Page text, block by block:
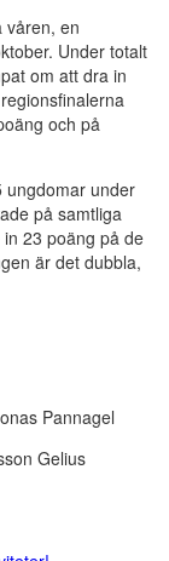
våren, en
Under totalt
om att dra in
och på
ungdomar under
på samtliga
23 poäng på de
är det dubbla,
Pannagel
Gelius